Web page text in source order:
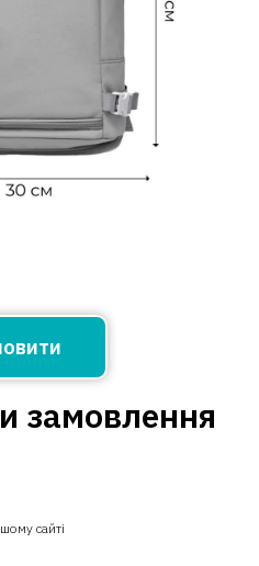
замовлення
сайті